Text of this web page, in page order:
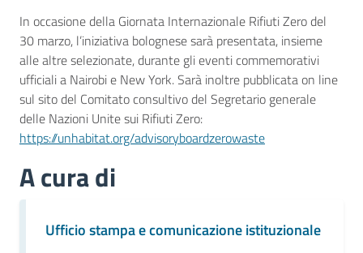
In occasione della Giornata Internazionale Rifiuti Zero del
30 marzo, l’iniziativa bolognese sarà presentata, insieme
alle altre selezionate, durante gli eventi commemorativi
ufficiali a Nairobi e New York. Sarà inoltre pubblicata on line
sul sito del Comitato consultivo del Segretario generale
delle Nazioni Unite sui Rifiuti Zero:
https://unhabitat.org/advisoryboardzerowaste
A cura di
Ufficio stampa e comunicazione istituzionale